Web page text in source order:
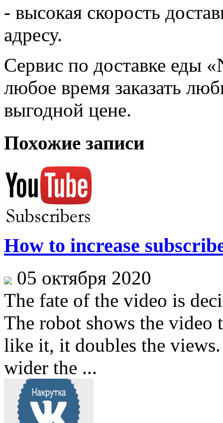
- высокая скорость
адресу.
Сервис по доставке еды
любое время заказать
выгодной цене.
Похожие записи
How to increase
05 октября 2020
The fate of the video is
The robot shows the video
like it, it doubles the
wider the ...